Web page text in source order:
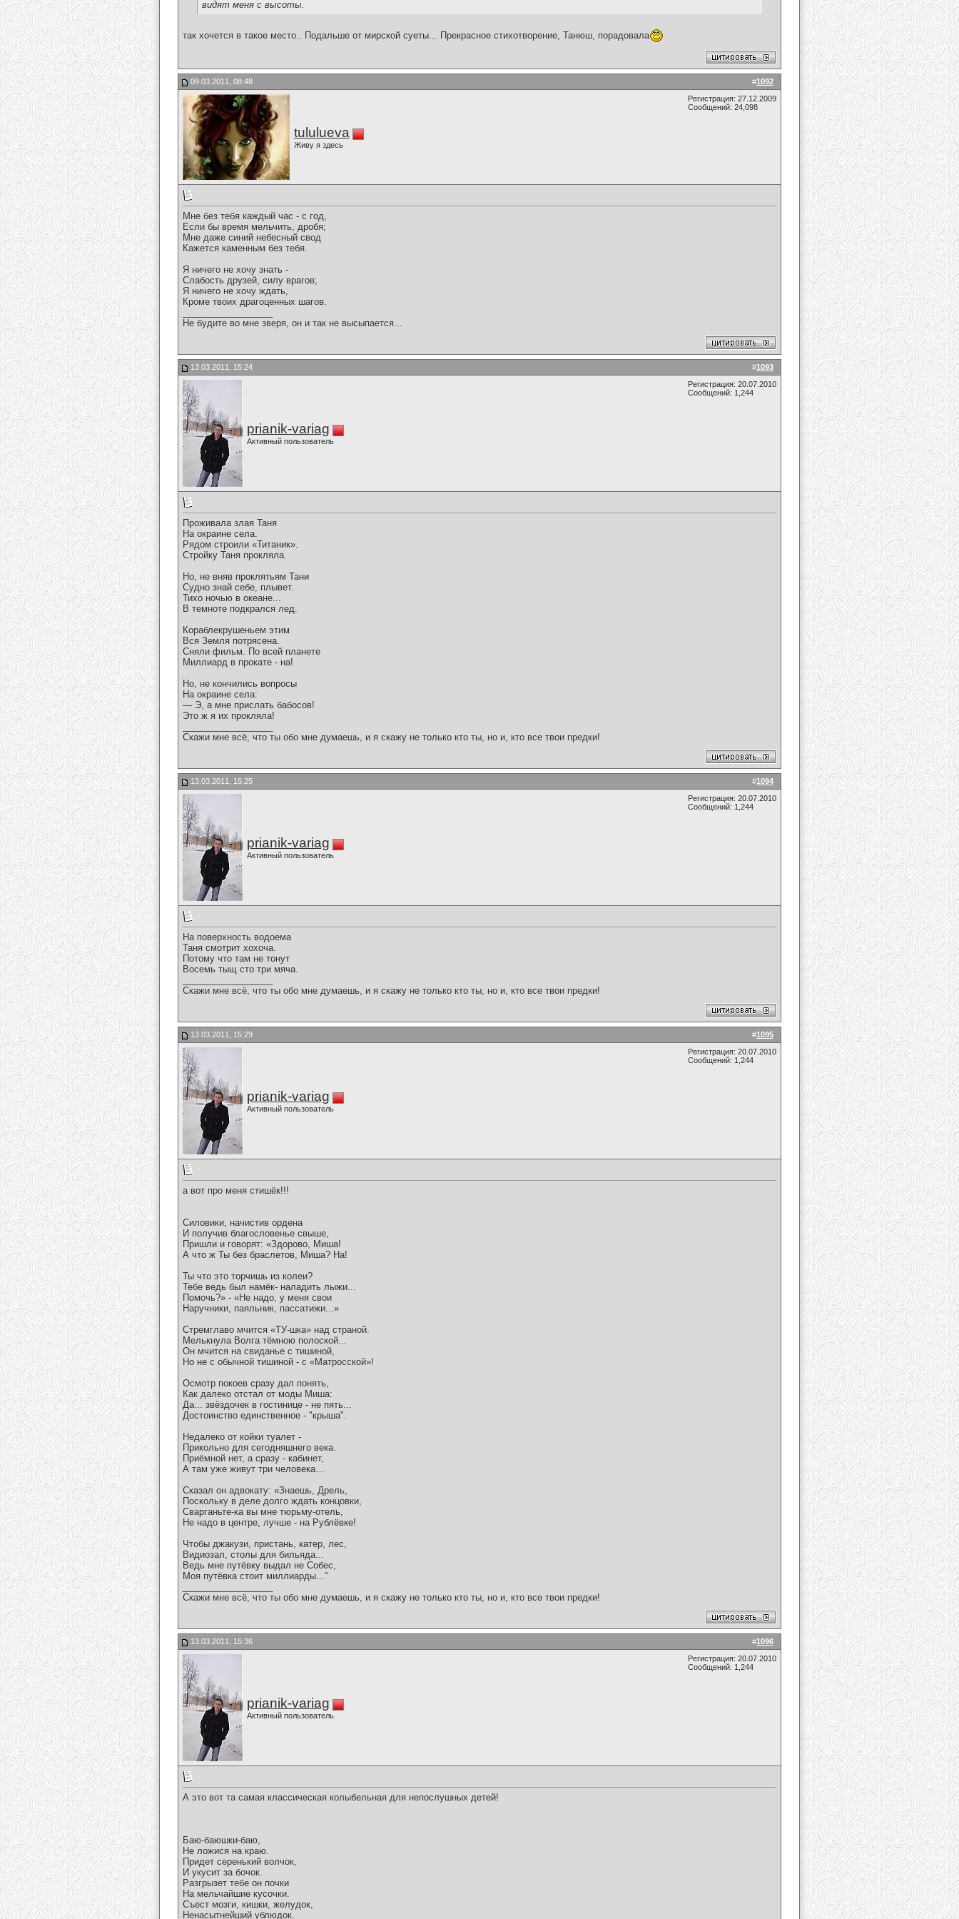
видят меня с высоты.
так хочется в такое место.. Подальше от мирской суеты... Прекрасное стихотворение, Танюш, порадовала
#1092
09.03.2011, 08:48
tululueva
Живу я здесь
Регистрация: 27.12.2009
Сообщений: 24,098
Мне без тебя каждый час - с год,
Если бы время мельчить, дробя;
Мне даже синий небесный свод
Кажется каменным без тебя.
Я ничего не хочу знать -
Слабость друзей, силу врагов;
Я ничего не хочу ждать,
Кроме твоих драгоценных шагов.
Не будите во мне зверя, он и так не высыпается...
#1093
13.03.2011, 15:24
prianik-variag
Активный пользователь
Регистрация: 20.07.2010
Сообщений: 1,244
Проживала злая Таня
На окраине села.
Рядом строили «Титаник».
Стройку Таня прокляла.
Но, не вняв проклятьям Тани
Судно знай себе, плывет.
Тихо ночью в океане...
В темноте подкрался лед.
Кораблекрушеньем этим
Вся Земля потрясена.
Сняли фильм. По всей планете
Миллиард в прокате - на!
Но, не кончились вопросы
На окраине села:
— Э, а мне прислать бабосов!
Это ж я их прокляла!
Скажи мне всё, что ты обо мне думаешь, и я скажу не только кто ты, но и, кто все твои предки!
#1094
13.03.2011, 15:25
prianik-variag
Активный пользователь
Регистрация: 20.07.2010
Сообщений: 1,244
На поверхность водоема
Таня смотрит хохоча.
Потому что там не тонут
Восемь тыщ сто три мяча.
Скажи мне всё, что ты обо мне думаешь, и я скажу не только кто ты, но и, кто все твои предки!
#1095
13.03.2011, 15:29
prianik-variag
Активный пользователь
Регистрация: 20.07.2010
Сообщений: 1,244
а вот про меня стишёк!!!
Силовики, начистив ордена
И получив благословенье свыше,
Пришли и говорят: «Здорово, Миша!
А что ж Ты без браслетов, Миша? На!
Ты что это торчишь из колеи?
Тебе ведь был намёк- наладить лыжи...
Помочь?» - «Не надо, у меня свои
Наручники, паяльник, пассатижи...»
Стремглаво мчится «ТУ-шка» над страной.
Мелькнула Волга тёмною полоской...
Он мчится на свиданье с тишиной,
Но не с обычной тишиной - с «Матросской»!
Осмотр покоев сразу дал понять,
Как далеко отстал от моды Миша:
Да... звёздочек в гостинице - не пять...
Достоинство единственное - "крыша".
Недалеко от койки туалет -
Прикольно для сегодняшнего века.
Приёмной нет, а сразу - кабинет,
А там уже живут три человека…
Сказал он адвокату: «Знаешь, Дрель,
Поскольку в деле долго ждать концовки,
Сварганьте-ка вы мне тюрьму-отель,
Не надо в центре, лучше - на Рублёвке!
Чтобы джакузи, пристань, катер, лес,
Видиозал, столы для бильяда...
Ведь мне путёвку выдал не Собес,
Моя путёвка стоит миллиарды..."
Скажи мне всё, что ты обо мне думаешь, и я скажу не только кто ты, но и, кто все твои предки!
#1096
13.03.2011, 15:36
prianik-variag
Активный пользователь
Регистрация: 20.07.2010
Сообщений: 1,244
А это вот та самая классическая колыбельная для непослушных детей!
Баю-баюшки-баю,
Не ложися на краю.
Придет серенький волчок,
И укусит за бочок.
Разгрызет тебе он почки
На мельчайшие кусочки.
Съест мозги, кишки, желудок,
Ненасытнейший ублюдок.